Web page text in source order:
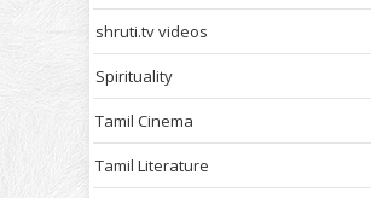
shruti.tv videos
Spirituality
Tamil Cinema
Tamil Literature